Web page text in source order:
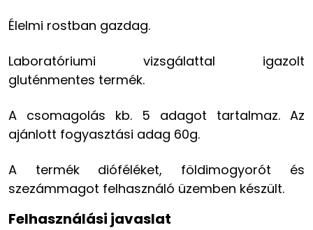
Élelmi rostban gazdag.
Laboratóriumi vizsgálattal igazolt
gluténmentes termék.
A csomagolás kb. 5 adagot tartalmaz. Az
ajánlott fogyasztási adag 60g.
A termék dióféléket, földimogyorót és
szezámmagot felhasználó üzemben készült.
Felhasználási javaslat